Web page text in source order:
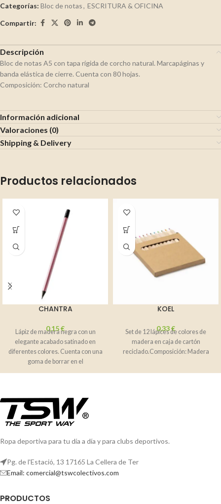
Categorías: Bloc de notas, ESCRITURA & OFICINA
Compartir:
Descripción
Bloc de notas A5 con tapa rígida de corcho natural. Marcapáginas y
banda elástica de cierre. Cuenta con 80 hojas.
Composición: Corcho natural
Información adicional
Valoraciones (0)
Shipping & Delivery
Productos relacionados
CHANTRA
0,15€
Lápiz de madera negra con un
elegante acabado satinado en
diferentes colores. Cuenta con una
goma de borrar en el
KOEL
0,33€
Set de 12 lápices de colores de
madera en caja de cartón
reciclado.Composición: Madera
Ropa deportiva para tu día a día y para clubs deportivos.
Pg. de l'Estació, 13 17165 La Cellera de Ter
Email: comercial@tswcolectivos.com
PRODUCTOS